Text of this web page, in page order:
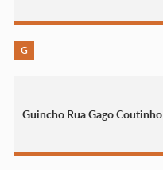
G
Guincho Rua Gago Coutinho